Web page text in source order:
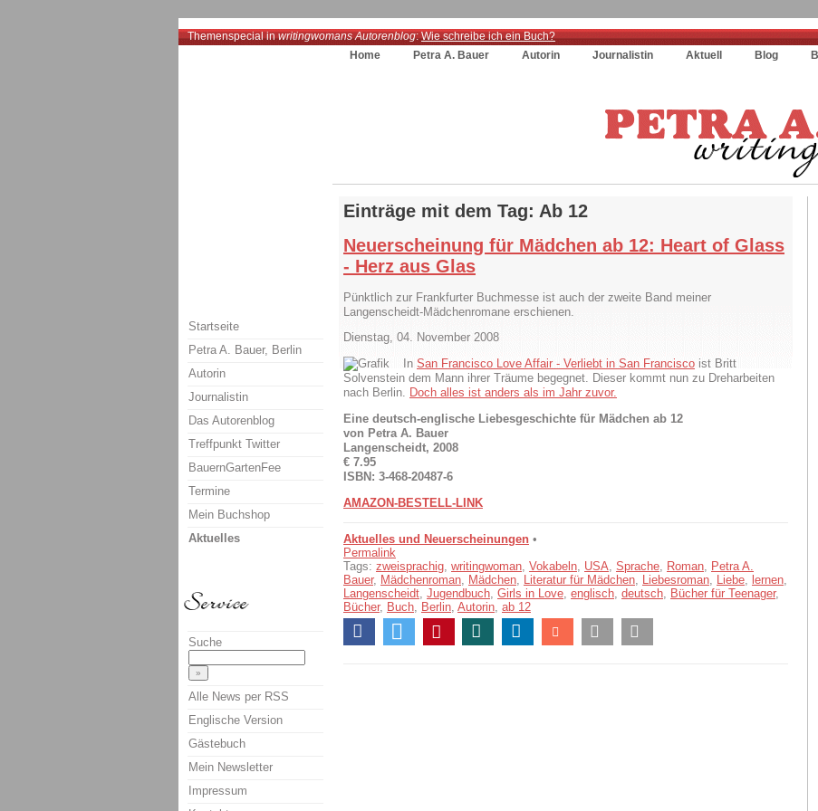
Themenspecial inwritingwomans Autorenblog:Wie schreibe ich ein Buch?
Home
Petra A. Bauer Autorin Journalistin Aktuell Blog
Einträge mit dem Tag: Ab 12
Neuerscheinung für Mädchen ab 12: Heart of Glass
- Herz aus Glas
Pünktlich zur Frankfurter Buchmesse ist auch der zweite Band meiner
Langenscheidt-Mädchenromane erschienen.
Dienstag, 04. November 2008
In San Francisco Love Affair - Verliebt in San Francisco ist Britt
Solvenstein dem Mann ihrer Träume begegnet. Dieser kommt nun zu Dreharbeiten
nach Berlin. Doch alles ist anders als im Jahr zuvor.
Eine deutsch-englische Liebesgeschichte für Mädchen ab 12
von Petra A. Bauer
Langenscheidt, 2008
€ 7.95
ISBN: 3-468-20487-6
AMAZON-BESTELL-LINK
Aktuelles und Neuerscheinungen •
Permalink
Tags: zweisprachig writingwoman Vokabeln USA Sprache Roman Petra A.
Bauer, Mädchenroman Mädchen Literatur für Mädchen Liebesroman Liebe lernen
Langenscheidt Jugendbuch Girls in Love englisch deutsch Bücher für Teenager,
Bücher, Buch Berlin Autorin ab 12
Startseite
Petra A. Bauer, Berlin
Autorin
Journalistin
Das Autorenblog
Treffpunkt Twitter
BauernGartenFee
Termine
Mein Buchshop
Aktuelles
Suche
Alle News per RSS
Englische Version
Gästebuch
Mein Newsletter
Impressum